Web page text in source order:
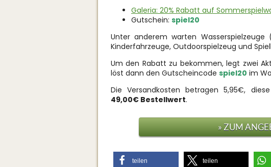
Galeria: 20% Rabatt auf
Gutschein: spiel20
Unter anderem warten Wasserspielzeuge
Kinderfahrzeuge, Outdoorspielzeug und
Um den Rabatt zu bekommen, legt zwei
löst dann den Gutscheincode spiel20 im
Die Versandkosten betragen 5,95€, diese
49,00€ Bestellwert.
» ZUM
teilen teilen